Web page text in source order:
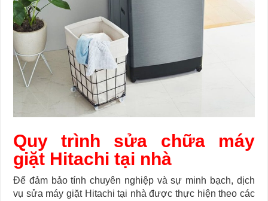
Quy trình sửa chữa máy
giặt Hitachi tại nhà
Để đảm bảo tính chuyên nghiệp và sự minh bạch, dịch
vụ sửa máy giặt Hitachi tại nhà được thực hiện theo các